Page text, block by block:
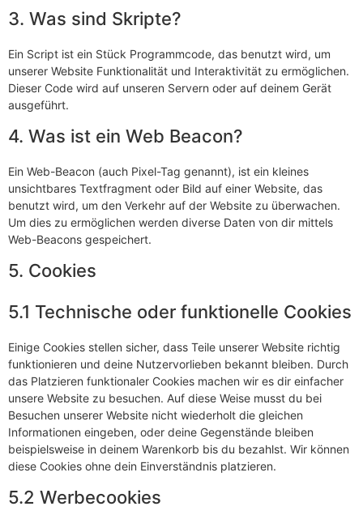
3. Was sind Skripte?
Ein Script ist ein Stück Programmcode, das benutzt wird, um
unserer Website Funktionalität und Interaktivität zu ermöglichen.
Dieser Code wird auf unseren Servern oder auf deinem Gerät
ausgeführt.
4. Was ist ein Web Beacon?
Ein Web-Beacon (auch Pixel-Tag genannt), ist ein kleines
unsichtbares Textfragment oder Bild auf einer Website, das
benutzt wird, um den Verkehr auf der Website zu überwachen.
Um dies zu ermöglichen werden diverse Daten von dir mittels
Web-Beacons gespeichert.
5. Cookies
5.1 Technische oder funktionelle Cookies
Einige Cookies stellen sicher, dass Teile unserer Website richtig
funktionieren und deine Nutzervorlieben bekannt bleiben. Durch
das Platzieren funktionaler Cookies machen wir es dir einfacher
unsere Website zu besuchen. Auf diese Weise musst du bei
Besuchen unserer Website nicht wiederholt die gleichen
Informationen eingeben, oder deine Gegenstände bleiben
beispielsweise in deinem Warenkorb bis du bezahlst. Wir können
diese Cookies ohne dein Einverständnis platzieren.
5.2 Werbecookies